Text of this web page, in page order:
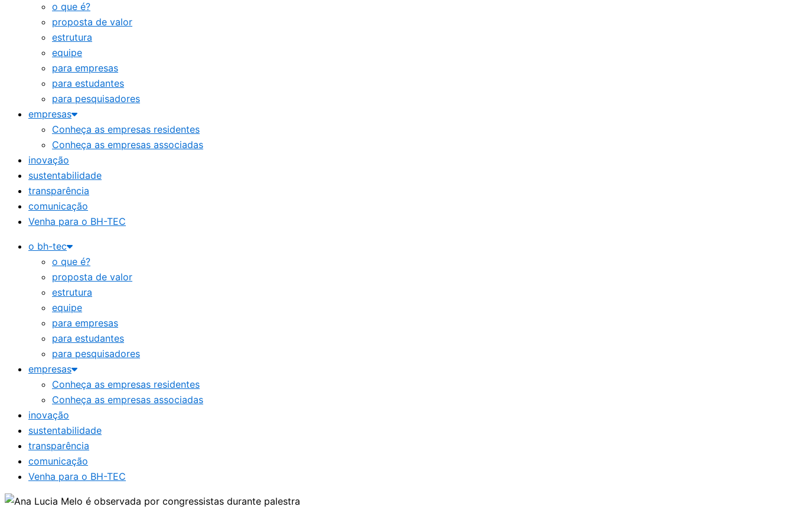
o que é?
proposta de valor
estrutura
equipe
para empresas
para estudantes
para pesquisadores
empresas
Conheça as empresas residentes
Conheça as empresas associadas
inovação
sustentabilidade
transparência
comunicação
Venha para o BH-TEC
o bh-tec
o que é?
proposta de valor
estrutura
equipe
para empresas
para estudantes
para pesquisadores
empresas
Conheça as empresas residentes
Conheça as empresas associadas
inovação
sustentabilidade
transparência
comunicação
Venha para o BH-TEC